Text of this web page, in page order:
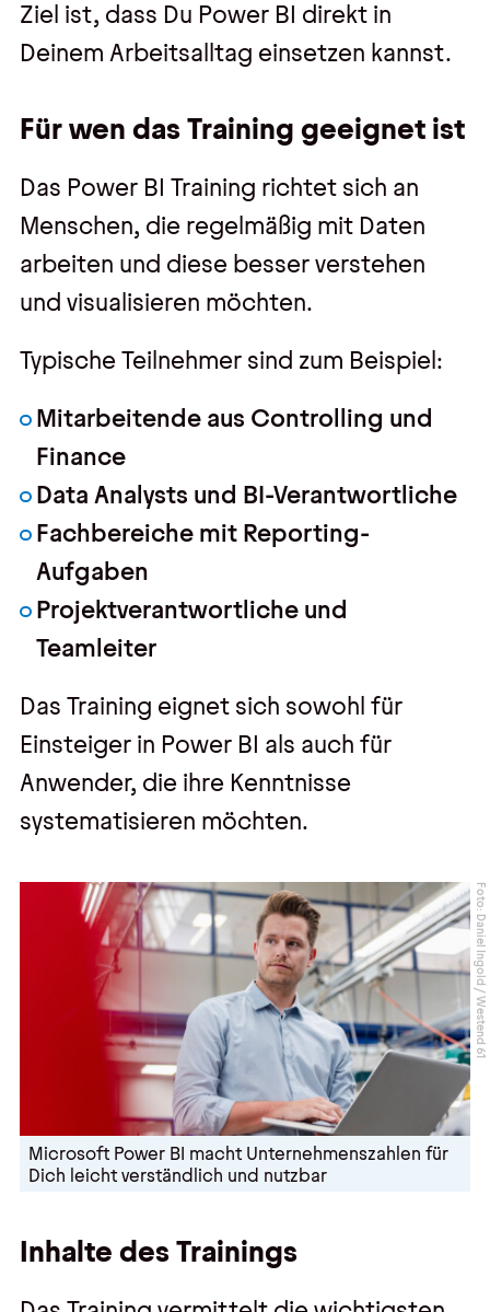
Ziel ist, dass Du Power BI direkt in
Deinem Arbeitsalltag einsetzen kannst.
Für wen das Training geeignet ist
Das Power BI Training richtet sich an
Menschen, die regelmäßig mit Daten
arbeiten und diese besser verstehen
und visualisieren möchten.
Typische Teilnehmer sind zum Beispiel:
Mitarbeitende aus Controlling und
Finance
Data Analysts und BI-Verantwortliche
Fachbereiche mit Reporting-
Aufgaben
Projektverantwortliche und
Teamleiter
Das Training eignet sich sowohl für
Einsteiger in Power BI als auch für
Anwender, die ihre Kenntnisse
systematisieren möchten.
Microsoft Power BI macht Unternehmenszahlen für
Dich leicht verständlich und nutzbar
Foto: Daniel Ingold / Westend 61
Inhalte des Trainings